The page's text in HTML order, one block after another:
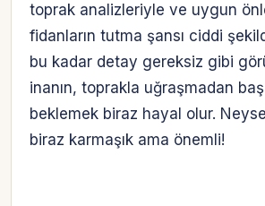
toprak analizleriyle ve uygun
fidanların tutma şansı ciddi
bu kadar detay gereksiz gibi
inanın, toprakla uğraşmadan
beklemek biraz hayal olur.
biraz karmaşık ama önemli!